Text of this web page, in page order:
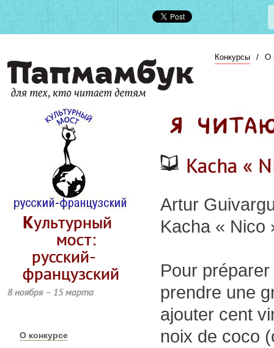
Конкурсы / О
Культурный
мост:
русский-
французский
8 ноября – 15 марта
О конкурсе
Kacha «
Artur
Kacha « Nico
Pour
prendre une
ajouter cent
noix de coco